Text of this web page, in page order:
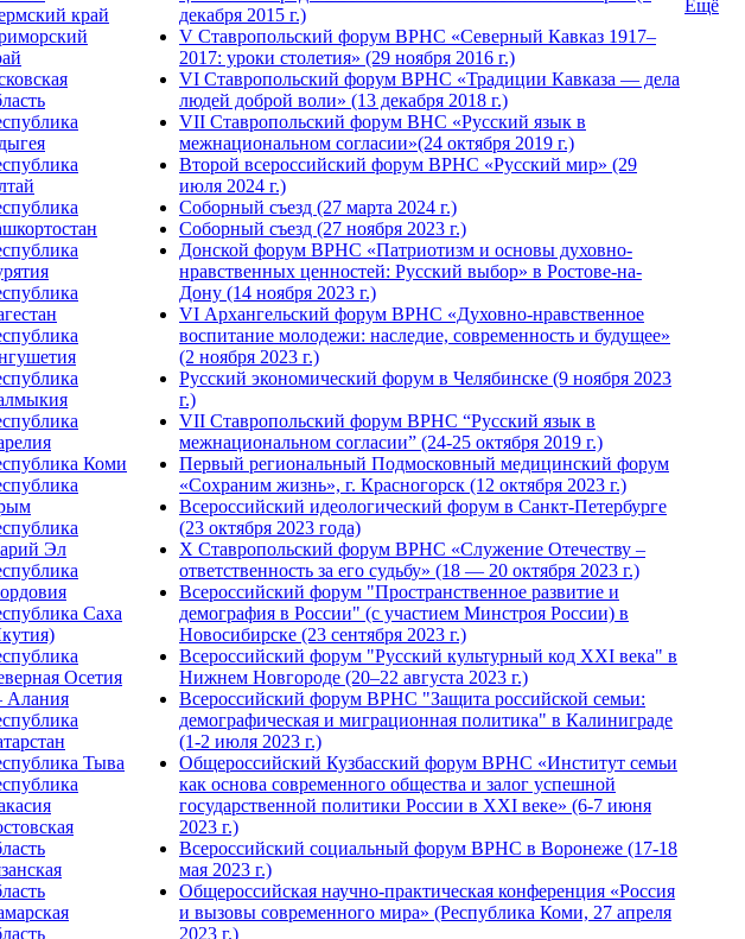
край
Коми
Эл
Саха
Осетия
Тыва
декабря 2015 г.)
V Ставропольский форум ВРНС «Северный Кавказ 1917–
2017: уроки столетия» (29 ноября 2016 г.)
VI Ставропольский форум ВРНС «Традиции Кавказа — дела
людей доброй воли» (13 декабря 2018 г.)
VII Ставропольский форум ВHС «Русский язык в
межнациональном согласии»(24 октября 2019 г.)
Второй всероссийский форум ВРНС «Русский мир» (29
июля 2024 г.)
Соборный съезд (27 марта 2024 г.)
Соборный съезд (27 ноября 2023 г.)
Донской форум ВРНС «Патриотизм и основы духовно-
нравственных ценностей: Русский выбор» в Ростове-на-
Дону (14 ноября 2023 г.)
VI Архангельский форум ВРНС «Духовно-нравственное
воспитание молодежи: наследие, современность и будущее»
(2 ноября 2023 г.)
Русский экономический форум в Челябинске (9 ноября 2023
г.)
VII Ставропольский форум ВРНС “Русский язык в
межнациональном согласии” (24-25 октября 2019 г.)
Первый региональный Подмосковный медицинский форум
«Сохраним жизнь», г. Красногорск (12 октября 2023 г.)
Всероссийский идеологический форум в Санкт-Петербурге
(23 октября 2023 года)
X Ставропольский форум ВРНС «Служение Отечеству –
ответственность за его судьбу» (18 — 20 октября 2023 г.)
Всероссийский форум "Пространственное развитие и
демография в России" (с участием Минстроя России) в
Новосибирске (23 сентября 2023 г.)
Всероссийский форум "Русский культурный код XXI века" в
Нижнем Новгороде (20–22 августа 2023 г.)
Всероссийский форум ВРНС "Защита российской семьи:
демографическая и миграционная политика" в Калиниграде
(1-2 июля 2023 г.)
Общероссийский Кузбасский форум ВРНС «Институт семьи
как основа современного общества и залог успешной
государственной политики России в ХХI веке» (6-7 июня
2023 г.)
Всероссийский социальный форум ВРНС в Воронеже (17-18
мая 2023 г.)
Общероссийская научно-практическая конференция «Россия
и вызовы современного мира» (Республика Коми, 27 апреля
2023 г.)
Ещё